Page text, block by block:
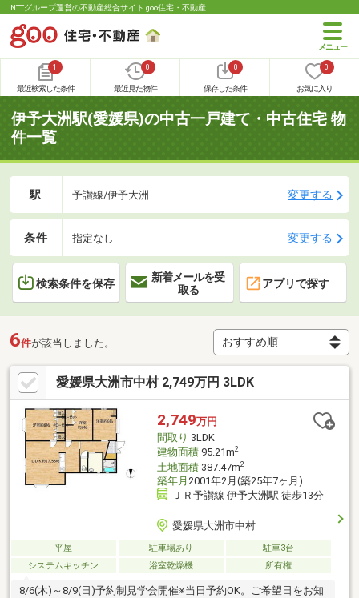
NTTグループ運営の不動産総合サイト goo住宅・不動産
1
最近検索した条件
0
最近見た物件
0
保存した条件
0
お気に入り
伊予大洲駅(愛媛県)の中古一戸建て・中古住宅 物
件一覧
駅 予讃線/伊予大洲 変更する
条件 指定なし 変更する
検索条件を保存
新着メールを受
取る
アプリで探す
6件が該当しました。
愛媛県大洲市中村 2,749万円 3LDK
2,749万円
間取り 3LDK
建物面積95.21m2
土地面積387.47m2
築年月 2001年2月(築25年7ヶ月)
ＪＲ予讃線 伊予大洲駅 徒歩13分
愛媛県大洲市中村
平屋 駐車場あり
駐車3台
システムキッチン
浴室乾燥機 所有権
8/6(木)～8/9(日)予約制見学会開催※当日予約OK。ご希望日をお知